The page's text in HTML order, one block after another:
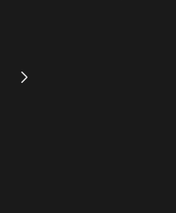
く涼子の指示により、その少女を施
設から連れ去ると、彼女のマンショ